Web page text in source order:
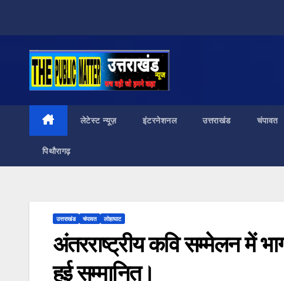
लेटेस्ट न्यूज़ इंटरनेशनल उत्तराखंड चंपावत
पिथौरागढ़
उत्तराखंड चंपावत लोहाघाट
अंतरराष्ट्रीय कवि सम्मेलन में
हुई सम्मानित।